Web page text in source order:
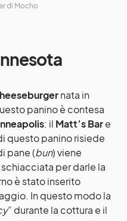
di Mocho
nata in
panino è contesa
: il Matt’s Bare
questo panino risiede
pane (bun) viene
schiacciata per darle la
è stato inserito
In questo modo la
” durante la cottura e il